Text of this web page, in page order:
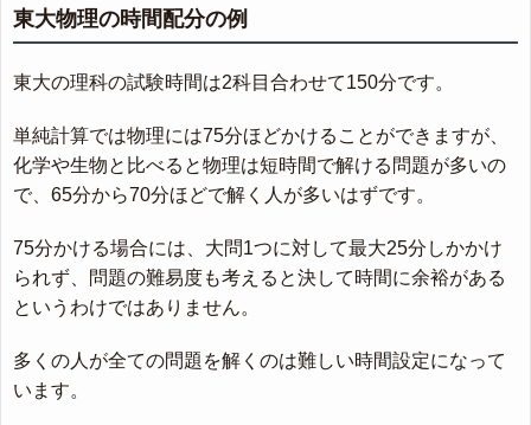
東大物理の時間配分の例
東大の理科の試験時間は2科目合わせて150分です。
単純計算では物理には75分ほどかけることができますが、
化学や生物と比べると物理は短時間で解ける問題が多いの
で、65分から70分ほどで解く人が多いはずです。
75分かける場合には、大問1つに対して最大25分しかかけ
られず、問題の難易度も考えると決して時間に余裕がある
というわけではありません。
多くの人が全ての問題を解くのは難しい時間設定になって
います。